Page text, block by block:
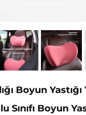
Boyun
Sınıfı Boyun
bel